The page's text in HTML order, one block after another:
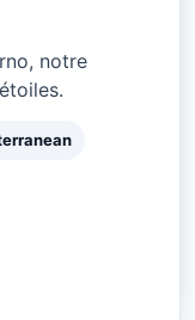
notre